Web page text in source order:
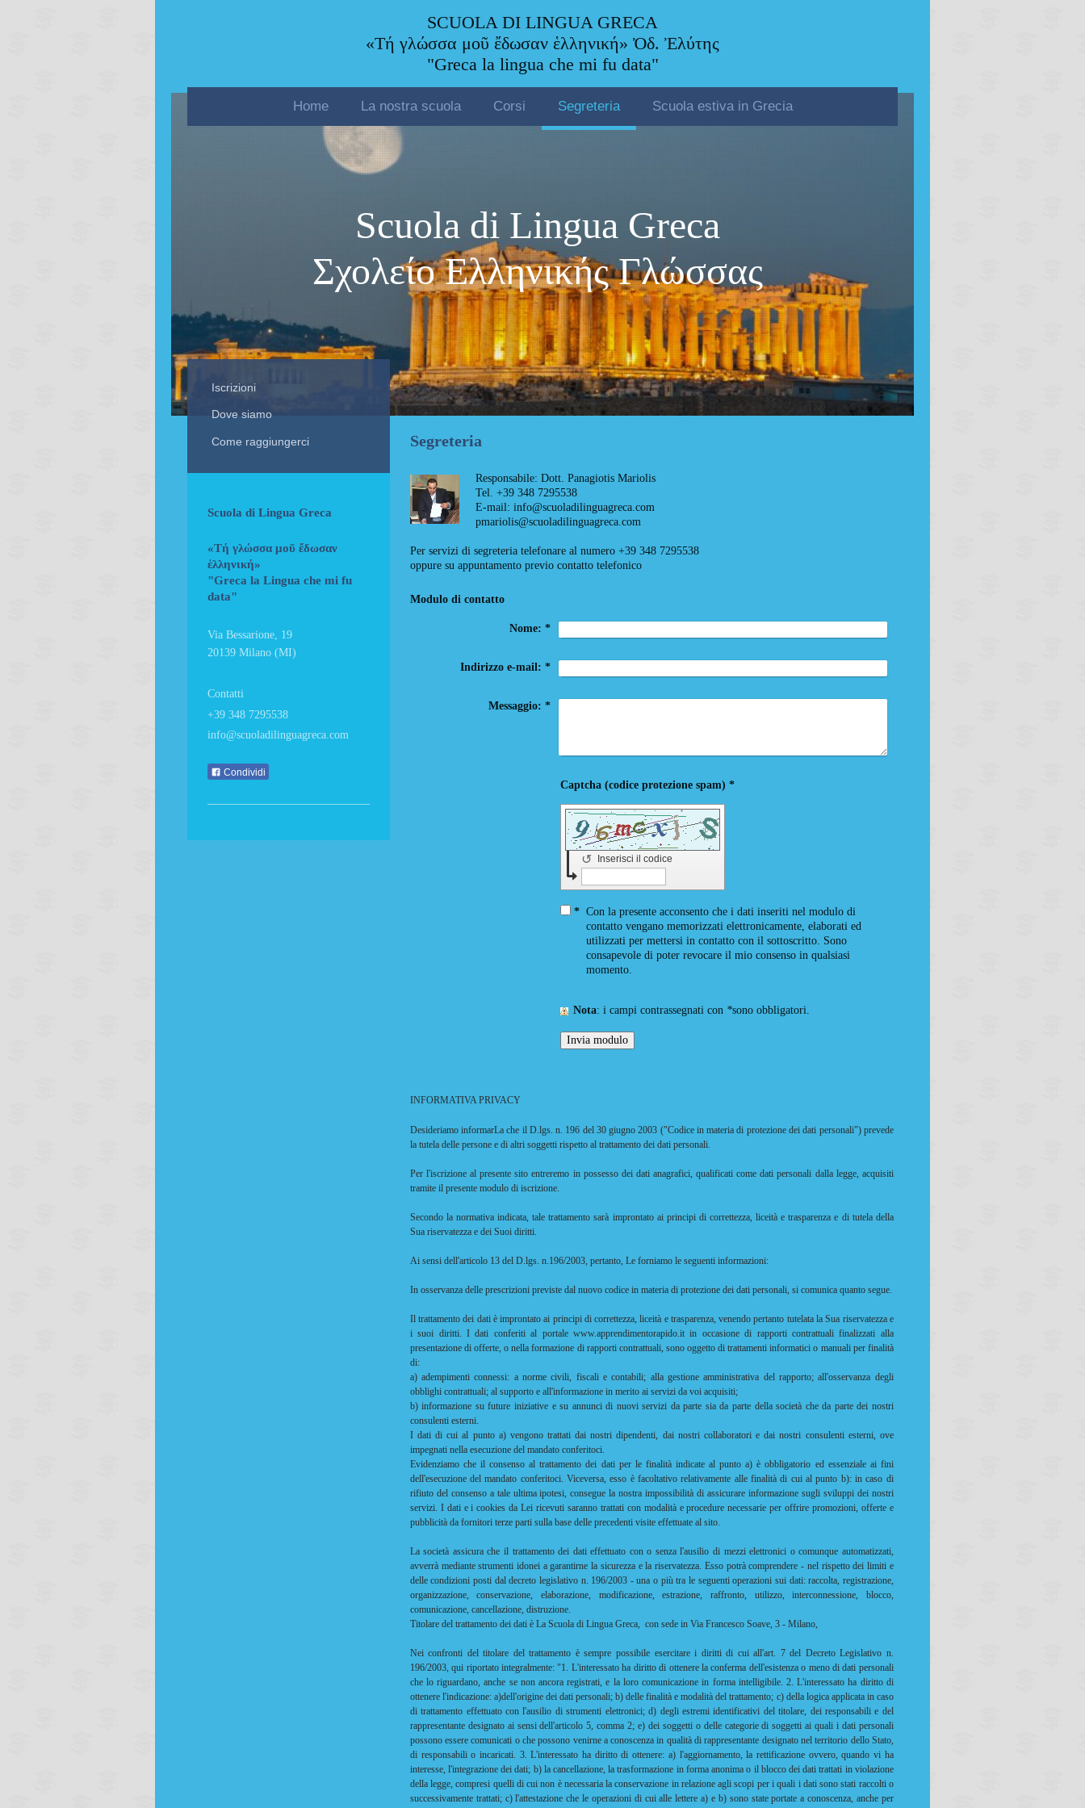
SCUOLA DI LINGUA GRECA
«Τή γλώσσα μοῦ ἔδωσαν ἑλληνική» Ὀδ. Ἐλύτης
"Greca la lingua che mi fu data"
Home La nostra scuola Corsi Segreteria Scuola estiva in Grecia
Scuola di Lingua Greca
Σχολείο Ελληνικής Γλώσσας
Segreteria
Responsabile: Dott. Panagiotis Mariolis
Tel. +39 348 7295538
E-mail: info@scuoladilinguagreca.com
pmariolis@scuoladilinguagreca.com
Per servizi di segreteria telefonare al numero +39 348 7295538
oppure su appuntamento previo contatto telefonico
Modulo di contatto
Nome: *
Indirizzo e-mail: *
Messaggio: *
Captcha (codice protezione spam) *
Inserisci il codice
↺
* Con la presente acconsento che i dati inseriti nel modulo di
contatto vengano memorizzati elettronicamente, elaborati ed
utilizzati per mettersi in contatto con il sottoscritto. Sono
consapevole di poter revocare il mio consenso in qualsiasi
momento.
Nota : i campi contrassegnati con *sono obbligatori.
INFORMATIVA PRIVACY
Desideriamo informarLa che il D.lgs. n. 196 del 30 giugno 2003 ("Codice in materia di protezione dei dati personali") prevede
la tutela delle persone e di altri soggetti rispetto al trattamento dei dati personali.
Per l'iscrizione al presente sito entreremo in possesso dei dati anagrafici, qualificati come dati personali dalla legge, acquisiti
tramite il presente modulo di iscrizione.
Secondo la normativa indicata, tale trattamento sarà improntato ai principi di correttezza, liceità e trasparenza e di tutela della
Sua riservatezza e dei Suoi diritti.
Ai sensi dell'articolo 13 del D.lgs. n.196/2003, pertanto, Le forniamo le seguenti informazioni:
In osservanza delle prescrizioni previste dal nuovo codice in materia di protezione dei dati personali, si comunica quanto segue.
Il trattamento dei dati è improntato ai principi di correttezza, liceità e trasparenza, venendo pertanto tutelata la Sua riservatezza e
i suoi diritti. I dati conferiti al portale www.apprendimentorapido.it in occasione di rapporti contrattuali finalizzati alla
presentazione di offerte, o nella formazione di rapporti contrattuali, sono oggetto di trattamenti informatici o manuali per finalità
di:
a) adempimenti connessi: a norme civili, fiscali e contabili; alla gestione amministrativa del rapporto; all'osservanza degli
obblighi contrattuali; al supporto e all'informazione in merito ai servizi da voi acquisiti;
b) informazione su future iniziative e su annunci di nuovi servizi da parte sia da parte della società che da parte dei nostri
consulenti esterni.
I dati di cui al punto a) vengono trattati dai nostri dipendenti, dai nostri collaboratori e dai nostri consulenti esterni, ove
impegnati nella esecuzione del mandato conferitoci.
Evidenziamo che il consenso al trattamento dei dati per le finalità indicate al punto a) è obbligatorio ed essenziale ai fini
dell'esecuzione del mandato conferitoci. Viceversa, esso è facoltativo relativamente alle finalità di cui al punto b): in caso di
rifiuto del consenso a tale ultima ipotesi, consegue la nostra impossibilità di assicurare informazione sugli sviluppi dei nostri
servizi. I dati e i cookies da Lei ricevuti saranno trattati con modalità e procedure necessarie per offrire promozioni, offerte e
pubblicità da fornitori terze parti sulla base delle precedenti visite effettuate al sito.
La società assicura che il trattamento dei dati effettuato con o senza l'ausilio di mezzi elettronici o comunque automatizzati,
avverrà mediante strumenti idonei a garantirne la sicurezza e la riservatezza. Esso potrà comprendere - nel rispetto dei limiti e
delle condizioni posti dal decreto legislativo n. 196/2003 - una o più tra le seguenti operazioni sui dati: raccolta, registrazione,
organizzazione, conservazione, elaborazione, modificazione, estrazione, raffronto, utilizzo, interconnessione, blocco,
comunicazione, cancellazione, distruzione.
Titolare del trattamento dei dati è La Scuola di Lingua Greca, con sede in Via Francesco Soave, 3 - Milano,
Nei confronti del titolare del trattamento è sempre possibile esercitare i diritti di cui all'art. 7 del Decreto Legislativo n.
196/2003, qui riportato integralmente: "1. L'interessato ha diritto di ottenere la conferma dell'esistenza o meno di dati personali
che lo riguardano, anche se non ancora registrati, e la loro comunicazione in forma intelligibile. 2. L'interessato ha diritto di
ottenere l'indicazione: a)dell'origine dei dati personali; b) delle finalità e modalità del trattamento; c) della logica applicata in caso
di trattamento effettuato con l'ausilio di strumenti elettronici; d) degli estremi identificativi del titolare, dei responsabili e del
rappresentante designato ai sensi dell'articolo 5, comma 2; e) dei soggetti o delle categorie di soggetti ai quali i dati personali
possono essere comunicati o che possono venirne a conoscenza in qualità di rappresentante designato nel territorio dello Stato,
di responsabili o incaricati. 3. L'interessato ha diritto di ottenere: a) l'aggiornamento, la rettificazione ovvero, quando vi ha
interesse, l'integrazione dei dati; b) la cancellazione, la trasformazione in forma anonima o il blocco dei dati trattati in violazione
della legge, compresi quelli di cui non è necessaria la conservazione in relazione agli scopi per i quali i dati sono stati raccolti o
successivamente trattati; c) l'attestazione che le operazioni di cui alle lettere a) e b) sono state portate a conoscenza, anche per
Iscrizioni
Dove siamo
Come raggiungerci
Scuola di Lingua Greca
«Τή γλώσσα μοῦ ἔδωσαν
ἑλληνική»
"Greca la Lingua che mi fu
data"
Via Bessarione, 19
20139 Milano (MI)
Contatti
+39 348 7295538
info@scuoladilinguagreca.com
Condividi